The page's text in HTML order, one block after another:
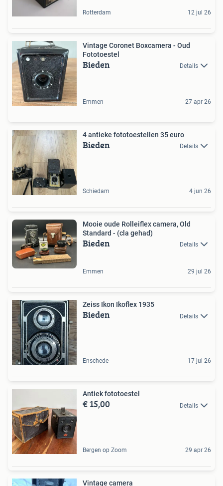
Rotterdam 12 jul 26
Vintage Coronet Boxcamera - Oud
Fototoestel
Bieden Details
Emmen 27 apr 26
4 antieke fototoestellen 35 euro
Bieden Details
Schiedam 4 jun 26
Mooie oude Rolleiflex camera, Old
Standard - (cla gehad)
Bieden Details
Emmen 29 jul 26
Zeiss Ikon Ikoflex 1935
Bieden Details
Enschede 17 jul 26
Antiek fototoestel
€ 15,00 Details
Bergen op Zoom 29 apr 26
Vintage camera